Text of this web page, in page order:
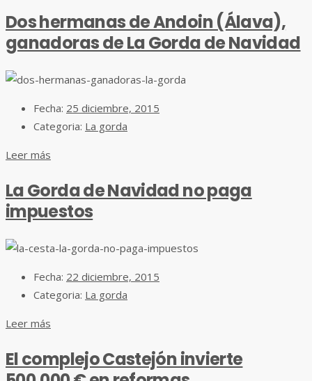
Dos hermanas de Andoin (Álava),
ganadoras de La Gorda de Navidad
Fecha: 25 diciembre, 2015
Categoria: La gorda
Leer más
La Gorda de Navidad no paga
impuestos
Fecha: 22 diciembre, 2015
Categoria: La gorda
Leer más
El complejo Castejón invierte